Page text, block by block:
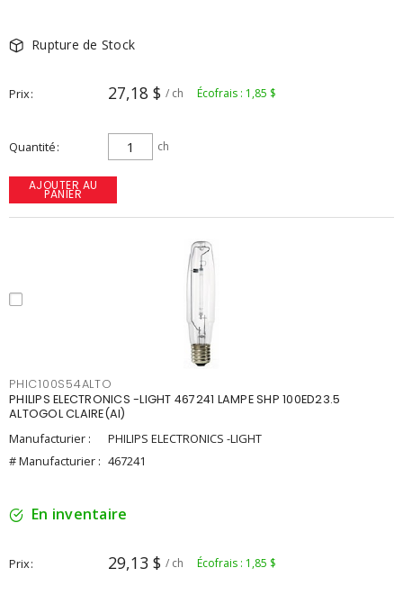
Rupture de Stock
Prix 27,18 $ / ch Écofrais : 1,85 $
Quantité ch
AJOUTER AU
PANIER
PHIC100S54ALTO
PHILIPS ELECTRONICS -LIGHT 467241 LAMPE SHP 100ED23.5
ALTOGOL CLAIRE(AI)
Manufacturier :
PHILIPS ELECTRONICS -LIGHT
# Manufacturier : 467241
En inventaire
Prix 29,13 $ / ch Écofrais : 1,85 $